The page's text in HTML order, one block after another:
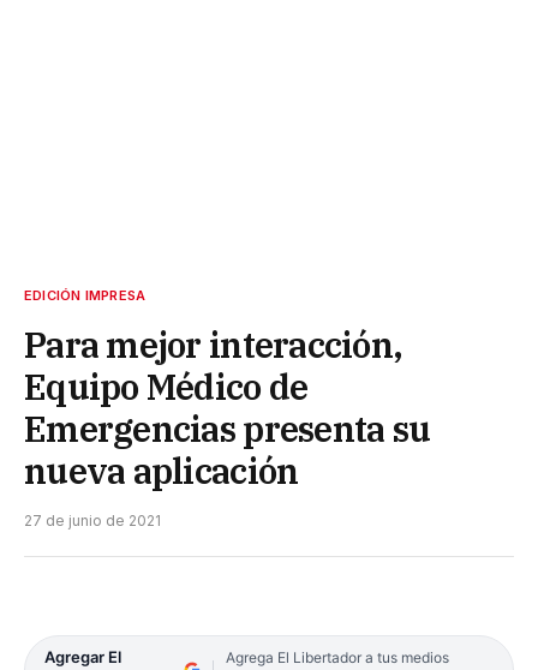
EDICIÓN IMPRESA
Para mejor interacción,
Equipo Médico de
Emergencias presenta su
nueva aplicación
27 de junio de 2021
Agregar El
Agrega El Libertador a tus medios